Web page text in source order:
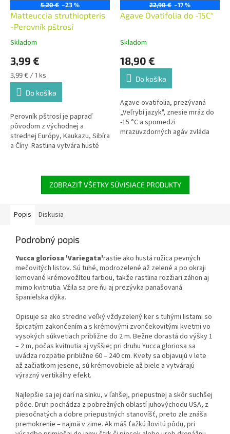
5,20 € –23 %
Matteuccia struthiopteris
-Perovník pštrosí
Skladom
3,99 €
Jednotková
cena:
3,99 € / 1 ks
Do košíka
Perovník pštrosí je papraď
pôvodom z východnej a
strednej Európy, Kaukazu, Sibíra
a Číny. Rastlina vytvára husté
obľube pre svoj vznešený
habitus. Je trvalkou modernej
architektúry. V kombinácií z
Anemone, či Actaea zjemňuje
Hodí sa predovšetkým pre
výsadby pod koruny listnatých
stromov a na rôzne tienisté
stanovištia. Pôda by nemala
preschnúť a ideálna je mierne
kyslá a priepustná.
22,90 € –17 %
Agave Ovatifolia do -15C°
Skladom
18,90 €
Do košíka
Agave ovatifolia, prezývaná
„Veľrybí jazyk", znesie mráz do
-15 °C a spomedzi
mrazuvzdorných agáv zvláda
ZOBRAZIŤ VŠETKY SÚVISIACE PRODUKTY
Popis Diskusia
Podrobný popis
Yucca gloriosa 'Variegata'rastie ako hustá ružica pevných
mečovitých listov. Sú tuhé, modrozelené až zelené a po okraji
lemované krémovožltou farbou, takže rastlina rozžiari záhon aj
mimo kvitnutia. Vžila sa pre ňu aj prezývka panašovaná
španielska dýka.
Opisuje sa ako stredne veľký vždyzelený ker s tuhými listami so
špicatým zakončením a s krémovými zvončekovitými kvetmi vo
vysokých súkvetiach približne do 2 m. Bežne dorastá do výšky 1
– 2 m, počas kvitnutia aj vyššie; pri druhu Yucca gloriosa sa
uvádza rozpätie približne 60 – 240 cm. Kvety sa objavujú v lete
až začiatkom jesene, sú krémovobiele až biele a vytvárajú
výrazný vertikálny efekt.
Najlepšie sa jej darí na slnku, v ľahšej, priepustnej a skôr suchšej
pôde. Druh pochádza z pobrežných oblastí juhovýchodu USA, z
piesočnatých a dobre priepustných stanovíšť, preto zle znáša
premokrenie – najmä v zime. Ak máš ťažkú ílovitú pôdu, pri